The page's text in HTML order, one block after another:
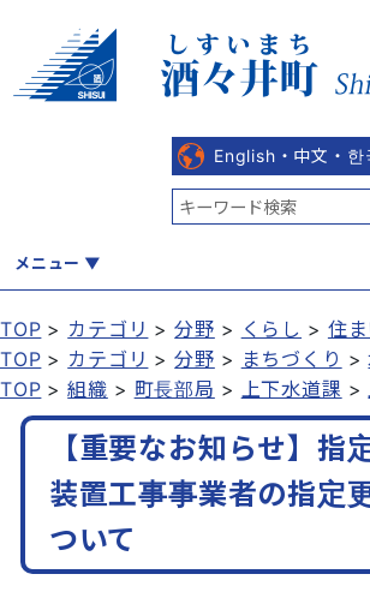
English・中文・한
メニュー
くらし 健康・福祉 教育・文化 観
行政 まちづくり
TOP カテゴリ 分野 くらし
住
TOP
カテゴリ 分野 まちづくり
TOP
組織 町長部局 上下水道課
【重要なお知らせ】指
装置工事事業者の指定
ついて